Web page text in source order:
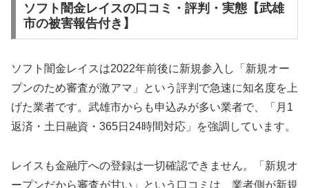
ソフト闇金レイスの口コミ・評判・実態【武雄
市の被害報告付き】
ソフト闇金レイスは2022年前後に新規参入し「新規オー
プンのため審査が激アマ」という評判で急速に知名度を上
げた業者です。武雄市からも申込みが多い業者で、「月1
返済・土日融資・365日24時間対応」を強調しています。
レイスも金融庁への登録は一切確認できません。「新規オ
ープンだから審査が甘い」という口コミは、業者側が新規